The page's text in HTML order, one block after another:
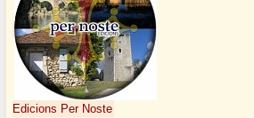
Edicions Per Noste